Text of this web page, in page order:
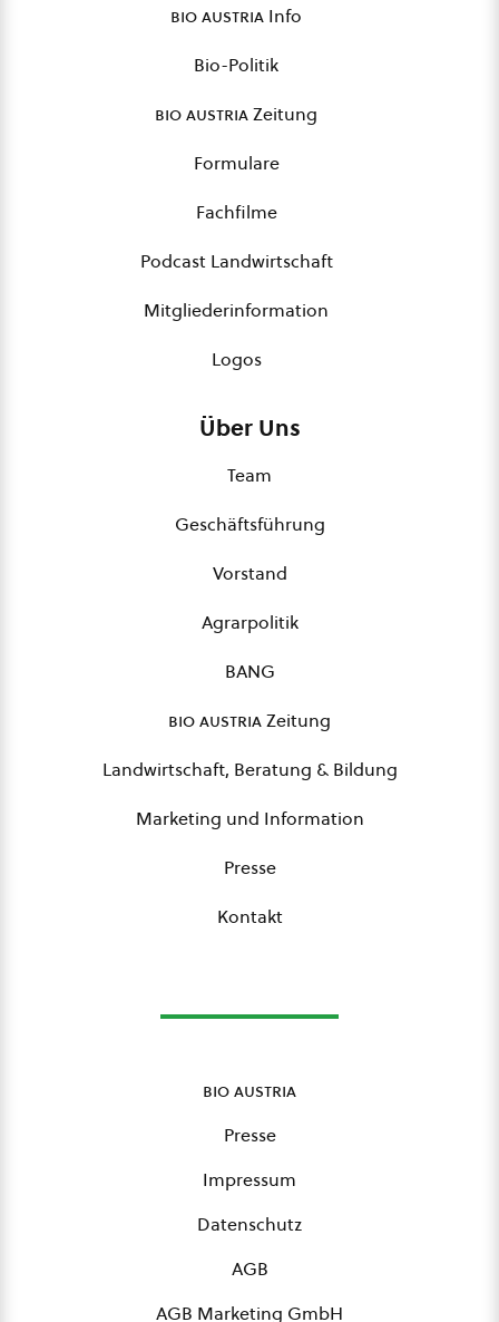
bio austria Info
Bio-Politik
bio austriaZeitung
Formulare
Fachfilme
Podcast Landwirtschaft
Mitgliederinformation
Logos
Über Uns
Team
Geschäftsführung
Vorstand
Agrarpolitik
BANG
bio austriaZeitung
Landwirtschaft, Beratung & Bildung
Marketing und Information
Presse
Kontakt
bio austria
Presse
Impressum
Datenschutz
AGB
AGB Marketing GmbH